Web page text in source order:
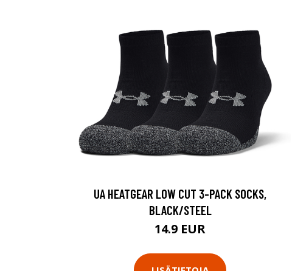
UA HEATGEAR LOW CUT 3-PACK SOCKS,
BLACK/STEEL
14.9 EUR